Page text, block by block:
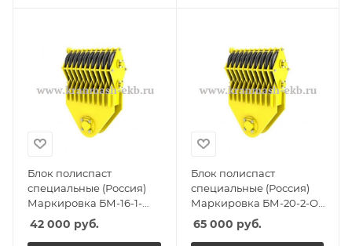
Блок полиспаст
специальные (Россия)
Маркировка БМ-16-1-
ССО, Масса 180кг,
Количество роликов 1, Г/
42 000 руб.
Блок полиспаст
специальные (Россия)
Маркировка БМ-20-2-О,
Масса 220кг, Количество
роликов 2, Г/п 15т
65 000 руб.